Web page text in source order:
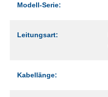
Modell-Serie:
Leitungsart:
Kabellänge: